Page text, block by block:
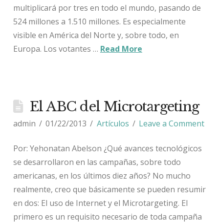
multiplicará por tres en todo el mundo, pasando de
524 millones a 1.510 millones. Es especialmente
visible en América del Norte y, sobre todo, en
Europa. Los votantes … Read More
El ABC del Microtargeting
admin 01/22/2013 Artículos Leave a Comment
Por: Yehonatan Abelson ¿Qué avances tecnológicos
se desarrollaron en las campañas, sobre todo
americanas, en los últimos diez años? No mucho
realmente, creo que básicamente se pueden resumir
en dos: El uso de Internet y el Microtargeting. El
primero es un requisito necesario de toda campaña